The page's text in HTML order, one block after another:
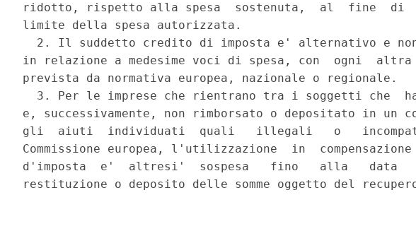
ridotto, rispetto alla spesa  sostenuta,  al  fine  di
limite della spesa autorizzata.
2. Il suddetto credito di imposta e' alternativo e
in relazione a medesime voci di spesa, con  ogni  altra
prevista da normativa europea, nazionale o regionale.
3. Per le imprese che rientrano tra i soggetti che
e, successivamente, non rimborsato o depositato in un
gli  aiuti  individuati  quali   illegali   o
Commissione europea, l'utilizzazione  in
d'imposta  e'  altresi'  sospesa   fino   alla   data